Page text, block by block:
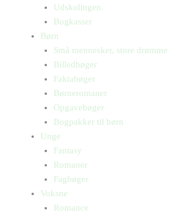
Udskolingen
Bogkasser
Børn
Små mennesker, store drømme
Billedbøger
Faktabøger
Børneromaner
Opgavebøger
Bogpakker til børn
Unge
Fantasy
Romaner
Fagbøger
Voksne
Romance